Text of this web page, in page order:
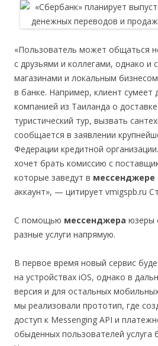
«Пользователь может общаться
с друзьями и коллегами, однако и
магазинами и локальным
в банке. Например, клиент сумеет
компанией из Таиланда о
туристический тур, вызвать
сообщается в заявлении
Федерации кредитной
хочет брать комиссию с
которые заведут в мессенджере
аккаунт», — цитирует vmigspb.ru
С помощью мессенджера юзеры
разные услуги напрямую.
В первое время новый сервис
на устройствах iOS, однако в
версия и для остальных
мы реализовали прототип, где
доступ к Messenging API и
обыденных пользователей услуга